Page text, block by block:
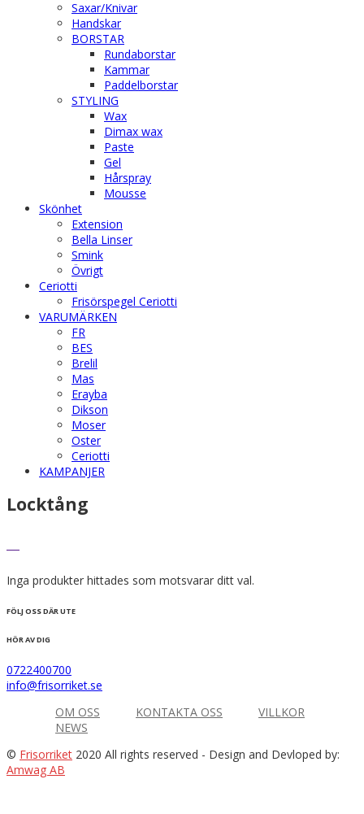
Saxar/Knivar
Handskar
BORSTAR
Rundaborstar
Kammar
Paddelborstar
STYLING
Wax
Dimax wax
Paste
Gel
Hårspray
Mousse
Skönhet
Extension
Bella Linser
Smink
Övrigt
Ceriotti
Frisörspegel Ceriotti
VARUMÄRKEN
FR
BES
Brelil
Mas
Erayba
Dikson
Moser
Oster
Ceriotti
KAMPANJER
Locktång
Inga produkter hittades som motsvarar ditt val.
FÖLJ OSS DÄR UTE
HÖR AV DIG
0722400700
info@frisorriket.se
OM OSS
KONTAKTA OSS
VILLKOR
NEWS
© Frisorriket 2020 All rights reserved - Design and Devloped by:
Amwag AB